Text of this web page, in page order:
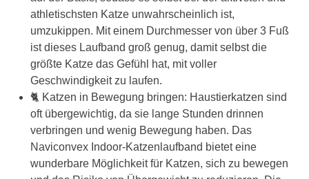
athletischsten Katze unwahrscheinlich ist,
umzukippen. Mit einem Durchmesser von über 3 Fuß
ist dieses Laufband groß genug, damit selbst die
größte Katze das Gefühl hat, mit voller
Geschwindigkeit zu laufen.
🐈 Katzen in Bewegung bringen: Haustierkatzen sind
oft übergewichtig, da sie lange Stunden drinnen
verbringen und wenig Bewegung haben. Das
Naviconvex Indoor-Katzenlaufband bietet eine
wunderbare Möglichkeit für Katzen, sich zu bewegen